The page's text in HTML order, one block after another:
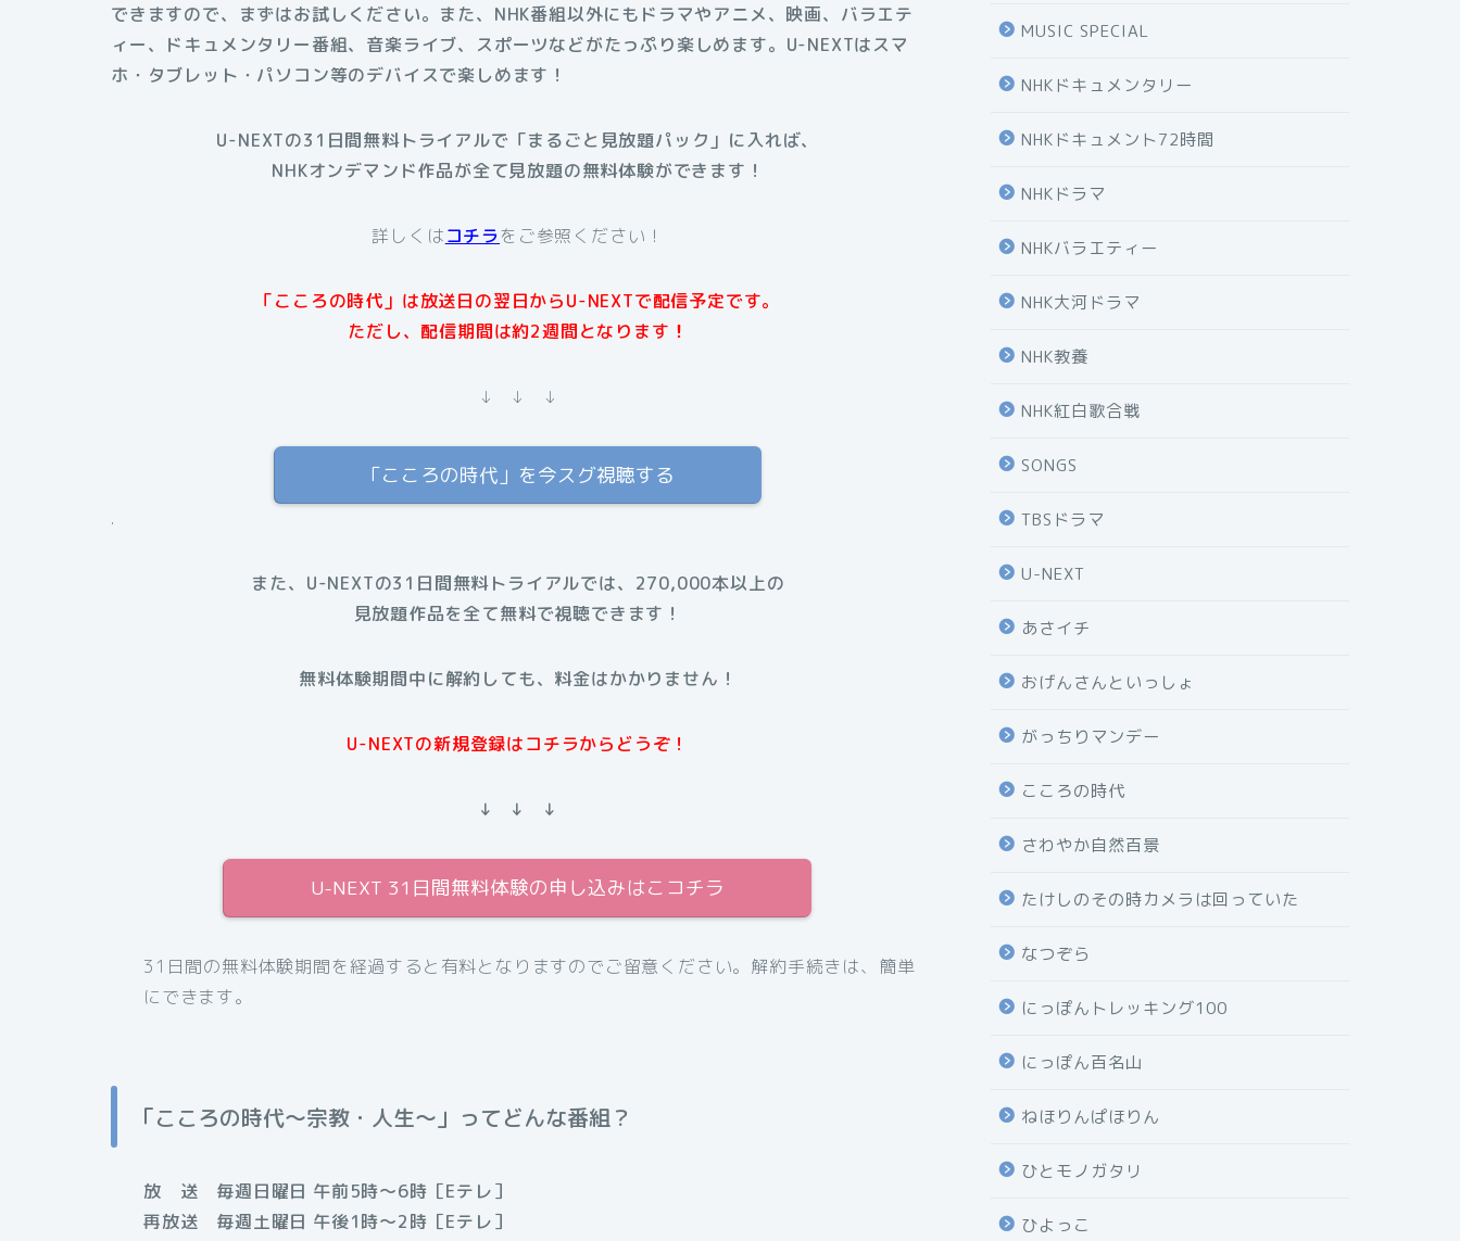
できますので、まずはお試しください。また、NHK番組以外にもドラマやアニメ、映画、バラエテ
ィー、ドキュメンタリー番組、音楽ライブ、スポーツなどがたっぷり楽しめます。 U-NEXTはスマ
ホ・タブレット・パソコン等のデバイスで楽しめます！
U-NEXTの31日間無料トライアルで「まるごと見放題パック」に入れば、
NHKオンデマンド作品が全て見放題の無料体験ができます！
詳しくはコチラをご参照ください！
「こころの時代」は放送日の翌日からU-NEXTで配信予定です。
ただし、配信期間は約2週間となります ！
↓ ↓ ↓
「こころの時代」を今スグ視聴する
.
また、U-NEXTの31日間無料トライアルでは、270,000本以上の
見放題作品を全て無料で視聴できます！
無料体験期間中に解約しても、料金はかかりません！
U-NEXTの新規登録はコチラからどうぞ！
↓ ↓ ↓
U-NEXT 31日間無料体験の申し込みはこコチラ
31日間の無料体験期間を経過すると有料となりますのでご留意ください。解約手続きは、簡単
にできます。
「こころの時代〜宗教・人生〜」ってどんな番組？
放 送 毎週日曜日 午前5時〜6時［Eテレ］
再放送 毎週土曜日 午後1時〜2時［Eテレ］
MUSIC SPECIAL
NHKドキュメンタリー
NHKドキュメント72時間
NHKドラマ
NHKバラエティー
NHK大河ドラマ
NHK教養
NHK紅白歌合戦
SONGS
TBSドラマ
U-NEXT
あさイチ
おげんさんといっしょ
がっちりマンデー
こころの時代
さわやか自然百景
たけしのその時カメラは回っていた
なつぞら
にっぽんトレッキング100
にっぽん百名山
ねほりんぱほりん
ひとモノガタリ
ひよっこ